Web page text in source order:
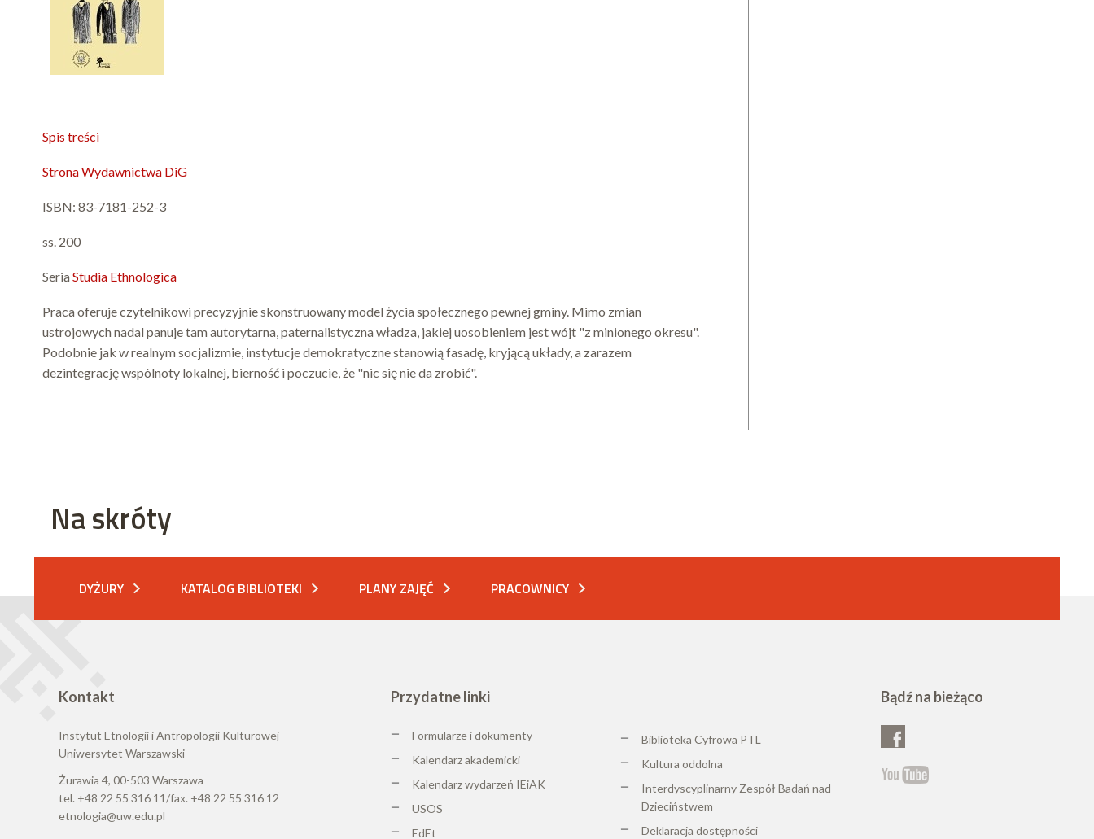
Spis treści
Strona Wydawnictwa DiG
ISBN: 83-7181-252-3
ss. 200
SeriaStudia Ethnologica
Praca oferuje czytelnikowi precyzyjnie skonstruowany model życia społecznego pewnej gminy. Mimo zmian
ustrojowych nadal panuje tam autorytarna, paternalistyczna władza, jakiej uosobieniem jest wójt "z minionego okresu".
Podobnie jak w realnym socjalizmie, instytucje demokratyczne stanowią fasadę, kryjącą układy, a zarazem
dezintegrację wspólnoty lokalnej, bierność i poczucie, że "nic się nie da zrobić".
Na skróty
DYŻURY KATALOG BIBLIOTEKI PLANY ZAJĘĆ PRACOWNICY
Kontakt
Instytut Etnologii i Antropologii Kulturowej
Uniwersytet Warszawski
Żurawia 4, 00-503 Warszawa
tel. +48 22 55 316 11/fax. +48 22 55 316 12
etnologia@uw.edu.pl
Przydatne linki
Formularze i dokumenty
Kalendarz akademicki
Kalendarz wydarzeń IEiAK
USOS
EdEt
Biblioteka Cyfrowa PTL
Kultura oddolna
Interdyscyplinarny Zespół Badań nad
Dzieciństwem
Deklaracja dostępności
Bądź na bieżąco